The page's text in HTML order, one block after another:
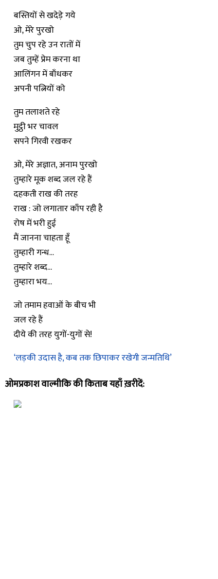
बस्तियों से खदेड़े गये
ओ, मेरे पुरखो
तुम चुप रहे उन रातों में
जब तुम्हें प्रेम करना था
आलिंगन में बाँधकर
अपनी पत्नियों को
तुम तलाशते रहे
मुट्ठी भर चावल
सपने गिरवी रखकर
ओ, मेरे अज्ञात, अनाम पुरखो
तुम्हारे मूक शब्द जल रहे हैं
दहकती राख की तरह
राख : जो लगातार काँप रही है
रोष में भरी हुई
मैं जानना चाहता हूँ
तुम्हारी गन्ध…
तुम्हारे शब्द…
तुम्हारा भय…
जो तमाम हवाओं के बीच भी
जल रहे हैं
दीये की तरह युगों-युगों से!
‘लड़की उदास है, कब तक छिपाकर रखेगी जन्मतिथि’
ओमप्रकाश वाल्मीकि की किताब यहाँ ख़रीदें: